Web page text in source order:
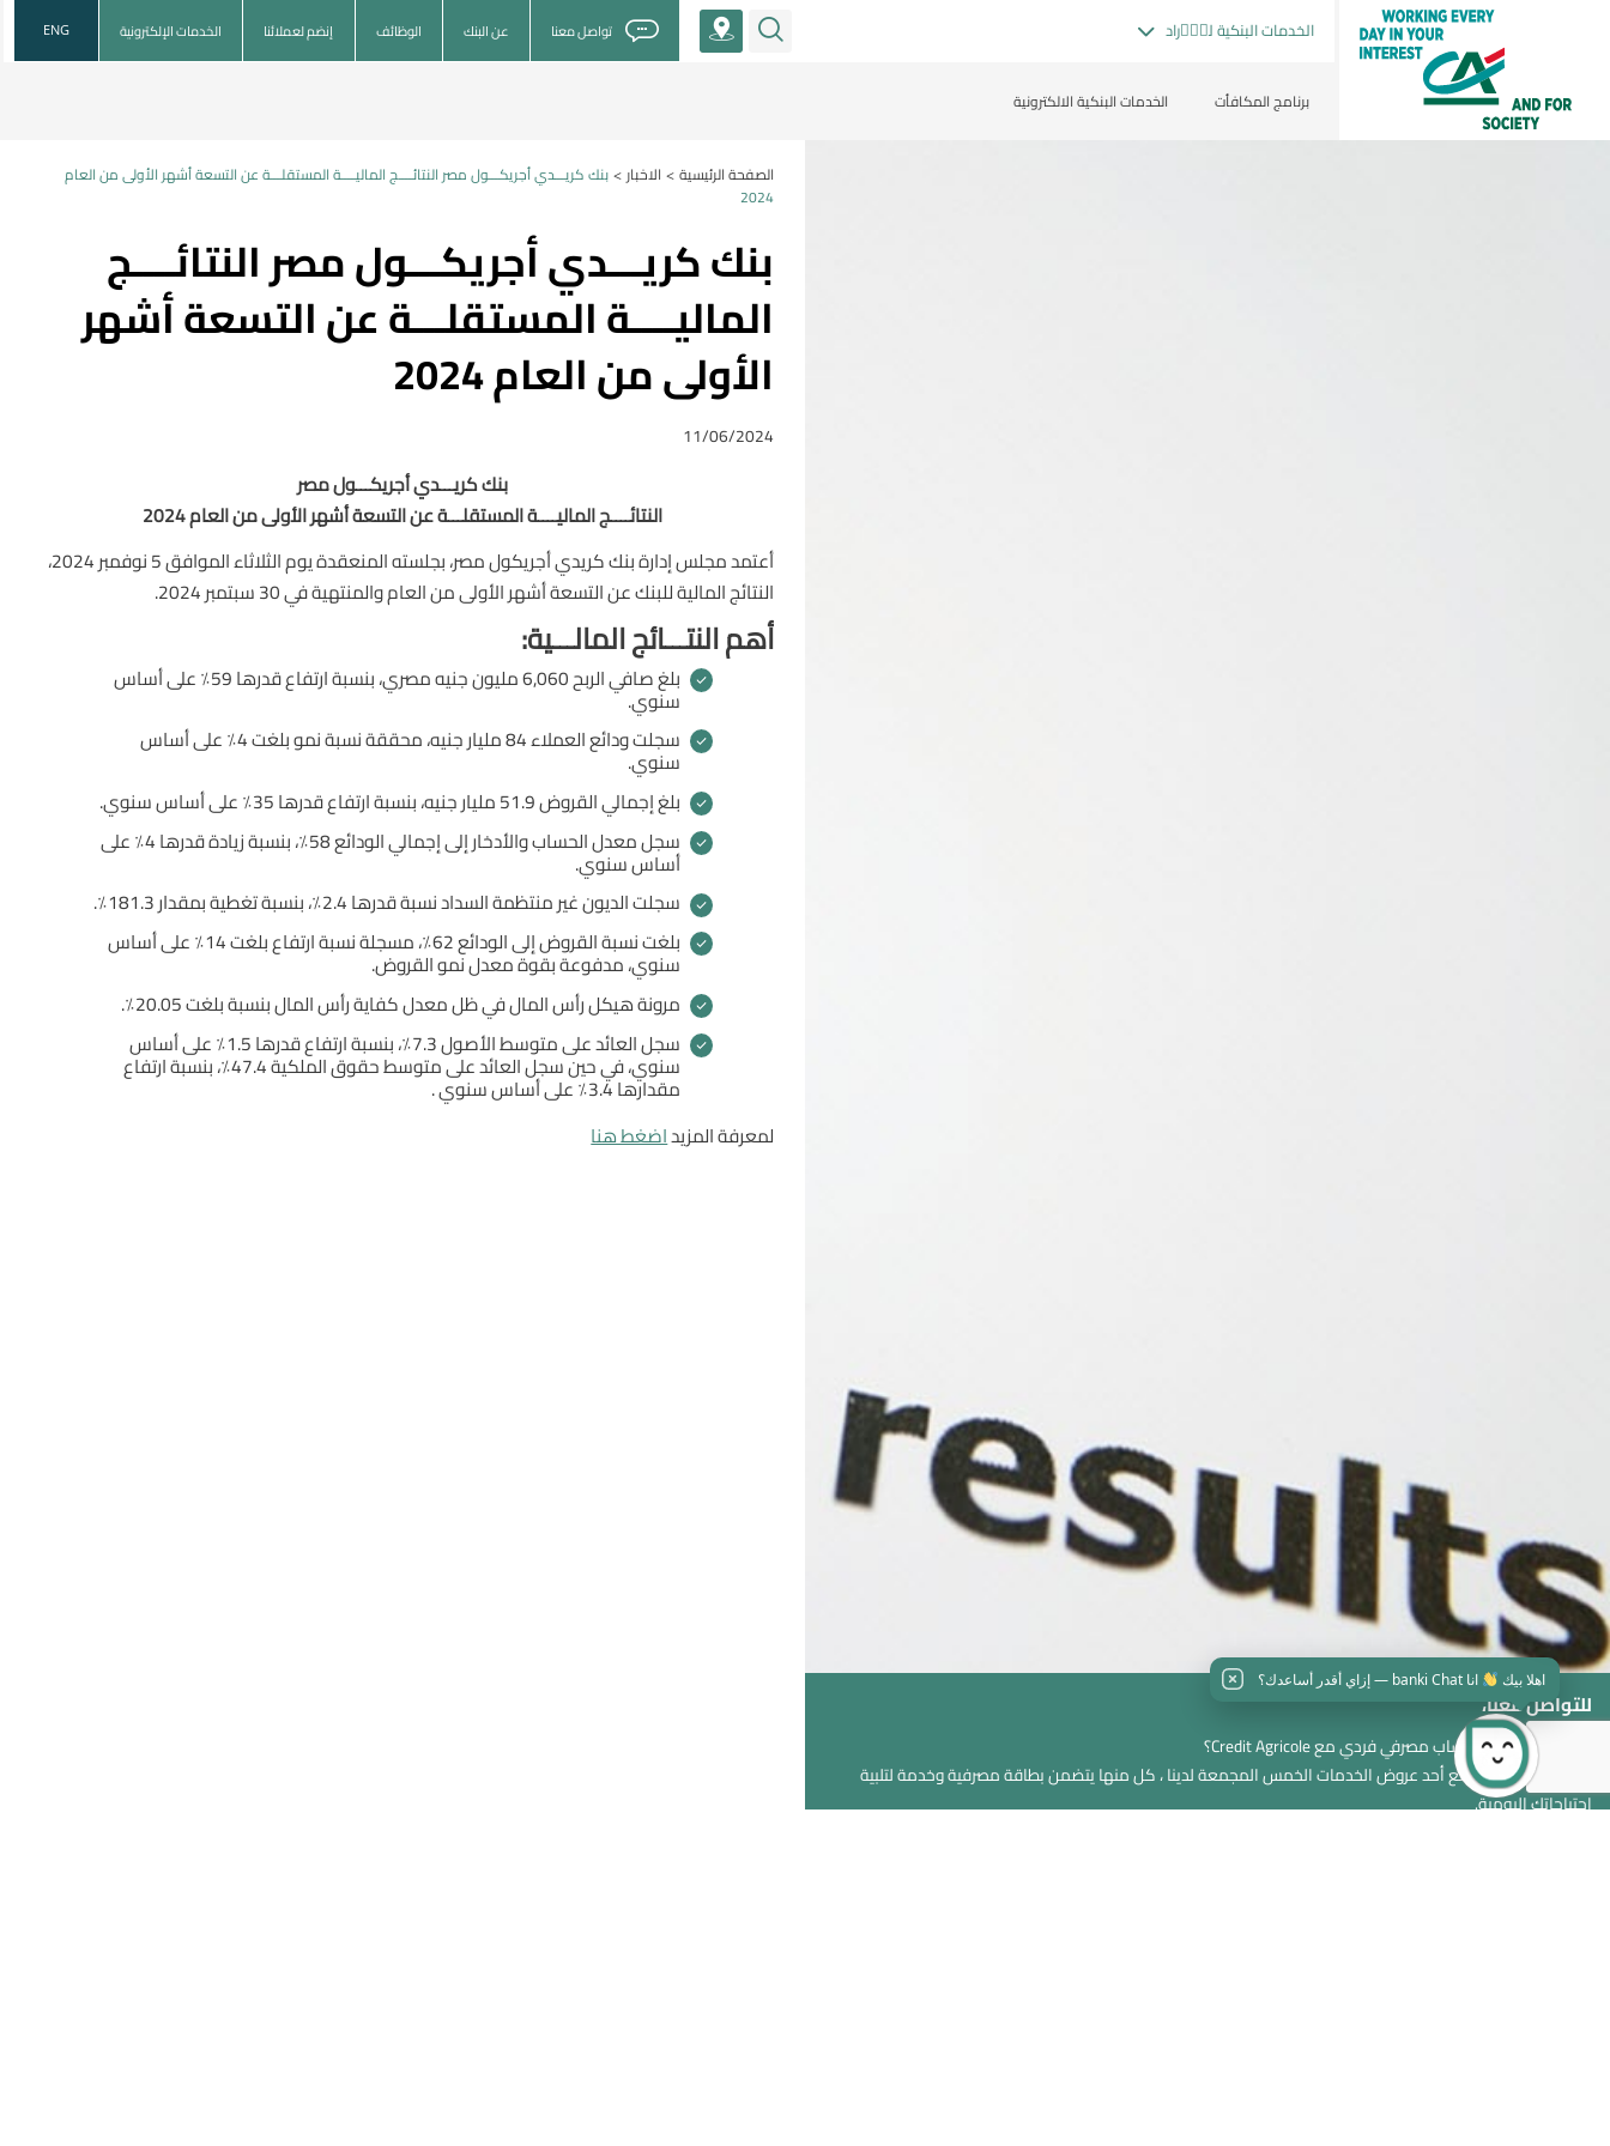
الخدمات البنكية للأٝراد تواصل معنا عن البنك الوظائف إنضم لعملائنا الخدمات الإلكترونية ENG
برنامج المكافأت الخدمات البنكية الالكترونية
للتواصل معنا،
هل ترغب في فتح حساب مصرفي فردي مع Credit Agricole؟
نقترح عليك دمجها مع أحد عروض الخدمات الخمس المجمعة لدينا ، كل منها يتضمن بطاقة مصرفية وخدمة لتلبية
احتياجاتك اليومية.
الصفحة الرئيسية > الاخبار > بنك كريـــدي أجريكـــول مصر النتائــــج الماليــــة المستقلـــة عن التسعة أشهر الأولى من العام
2024
بنك كريـــدي أجريكـــول مصر النتائــــج
الماليــــة المستقلـــة عن التسعة أشهر
الأولى من العام 2024
11/06/2024
بنك كريـــدي أجريكـــول مصر
النتائــــج الماليــــة المستقلـــة عن التسعة أشهر الأولى من العام 2024
أعتمد مجلس إدارة بنك كريدي أجريكول مصر، بجلسته المنعقدة يوم الثلاثاء الموافق 5 نوفمبر 2024،
النتائج المالية للبنك عن التسعة أشهر الأولى من العام والمنتهية في 30 سبتمبر 2024.
أهم النتـــائج المالـــية:
بلغ صافي الربح 6,060 مليون جنيه مصري، بنسبة ارتفاع قدرها 59٪ على أساس
سنوي.
سجلت ودائع العملاء 84 مليار جنيه، محققة نسبة نمو بلغت 4٪ على أساس
سنوي.
بلغ إجمالي القروض 51.9
مليار جنيه، بنسبة ارتفاع قدرها 35٪ على أساس سنوي.
سجل معدل الحساب والأدخار إلى إجمالي الودائع 58٪، بنسبة زيادة قدرها 4٪ على
أساس سنوي.
سجلت الديون غير منتظمة السداد نسبة قدرها 2.4٪، بنسبة تغطية بمقدار 181.3٪.
بلغت نسبة القروض إلى الودائع 62٪، مسجلة نسبة ارتفاع بلغت 14٪ على أساس
سنوي، مدفوعة بقوة معدل نمو القروض.
مرونة هيكل رأس المال في ظل معدل كفاية رأس المال بنسبة بلغت 20.05٪.
سجل العائد على متوسط الأصول 7.3٪، بنسبة ارتفاع قدرها 1.5٪ على أساس
سنوي، في حين سجل العائد على متوسط حقوق الملكية 47.4٪، بنسبة ارتفاع
مقدارها 3.4٪ على أساس سنوي .
لمعرفة المزيداضغط هنا
اهلا بيك انا banki Chat — إزاي أقدر أساعدك؟